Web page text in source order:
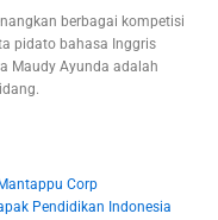
berbagai kompetisi
pidato bahasa Inggris
Maudy Ayunda adalah
Corp
Pendidikan Indonesia